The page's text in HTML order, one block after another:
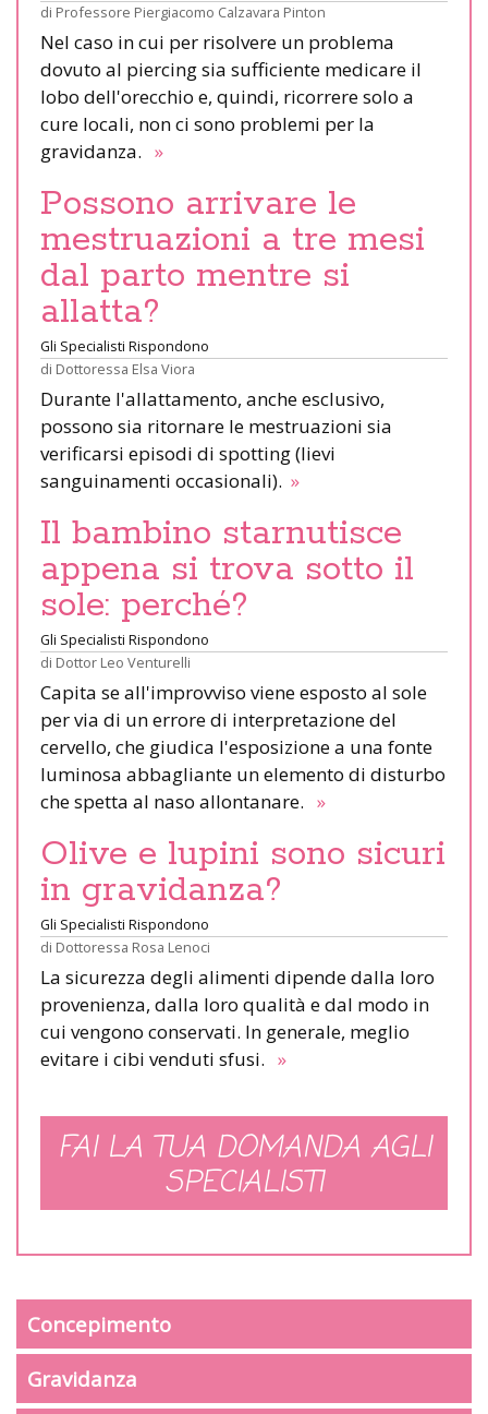
di Professore Piergiacomo Calzavara Pinton
Nel caso in cui per risolvere un problema
dovuto al piercing sia sufficiente medicare il
lobo dell'orecchio e, quindi, ricorrere solo a
cure locali, non ci sono problemi per la
gravidanza. »
Possono arrivare le
mestruazioni a tre mesi
dal parto mentre si
allatta?
Gli Specialisti Rispondono
di Dottoressa Elsa Viora
Durante l'allattamento, anche esclusivo,
possono sia ritornare le mestruazioni sia
verificarsi episodi di spotting (lievi
sanguinamenti occasionali). »
Il bambino starnutisce
appena si trova sotto il
sole: perché?
Gli Specialisti Rispondono
di Dottor Leo Venturelli
Capita se all'improvviso viene esposto al sole
per via di un errore di interpretazione del
cervello, che giudica l'esposizione a una fonte
luminosa abbagliante un elemento di disturbo
che spetta al naso allontanare. »
Olive e lupini sono sicuri
in gravidanza?
Gli Specialisti Rispondono
di Dottoressa Rosa Lenoci
La sicurezza degli alimenti dipende dalla loro
provenienza, dalla loro qualità e dal modo in
cui vengono conservati. In generale, meglio
evitare i cibi venduti sfusi. »
FAI LA TUA DOMANDA AGLI
SPECIALISTI
Concepimento
Gravidanza